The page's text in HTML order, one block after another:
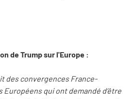
de Trump sur l'Europe :
des convergences France-
Européens qui ont demandé d’être